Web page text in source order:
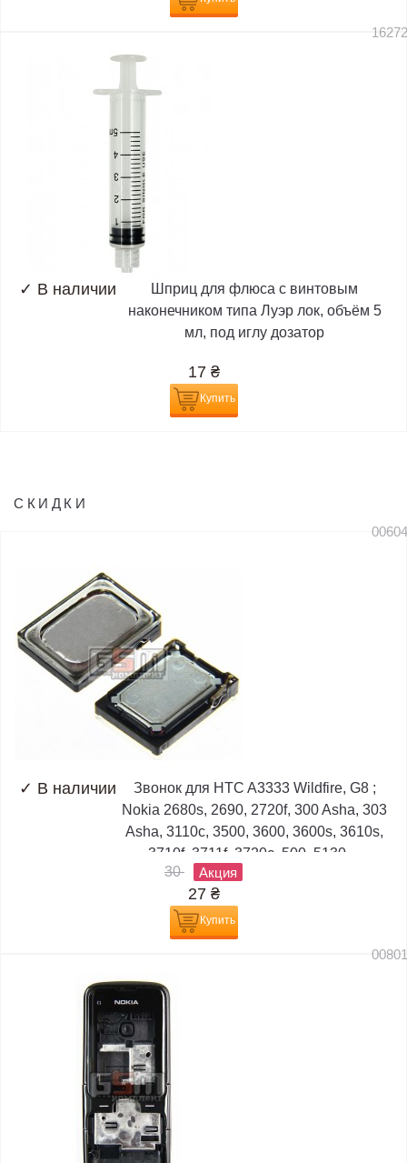
✓ В наличии
Шприц для флюса с винтовым
наконечником типа Луэр лок, объём 5
мл, под иглу дозатор
17 ₴
Купить
СКИДКИ
✓ В наличии
Звонок для HTC A3333 Wildfire, G8 ;
Nokia 2680s, 2690, 2720f, 300 Asha, 303
Asha, 3110c, 3500, 3600, 3600s, 3610s,
3710f, 3711f, 3720c, 500, 5130,...
30
Акция
27 ₴
Купить